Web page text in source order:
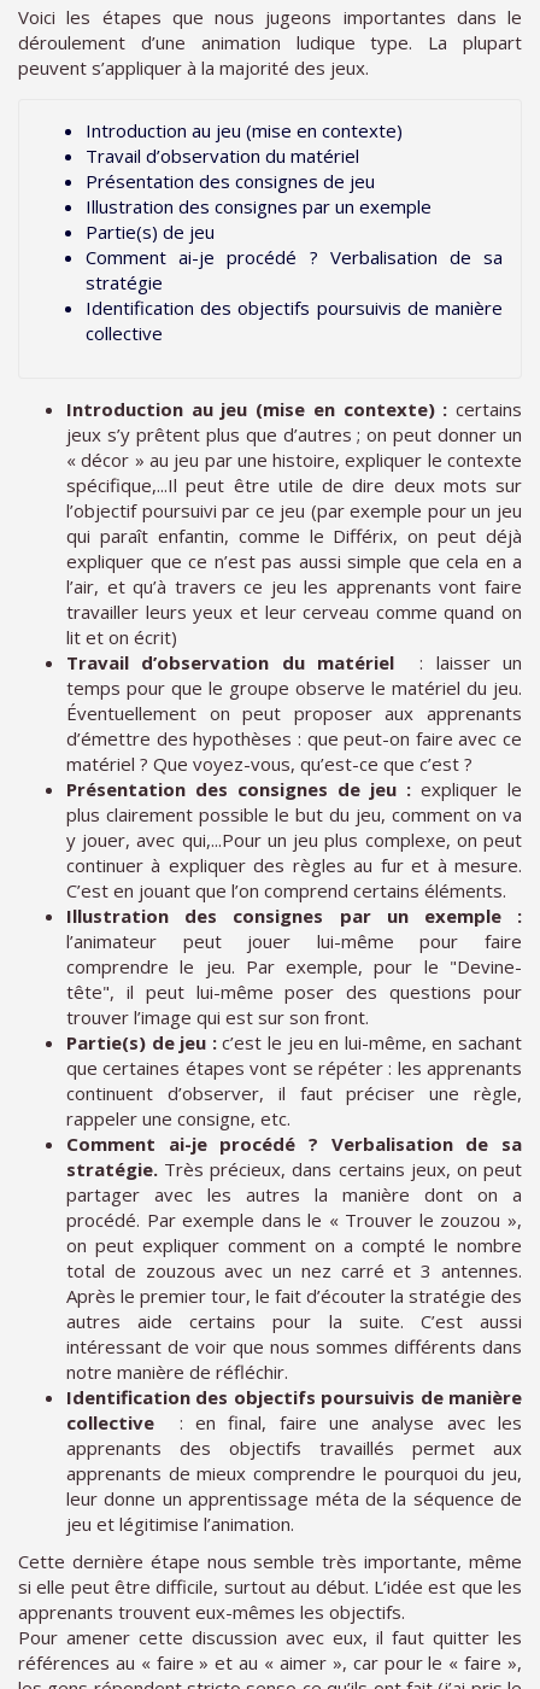
Voici les étapes que nous jugeons importantes dans le
déroulement d’une animation ludique type. La plupart
peuvent s’appliquer à la majorité des jeux.
Introduction au jeu (mise en contexte)
Travail d’observation du matériel
Présentation des consignes de jeu
Illustration des consignes par un exemple
Partie(s) de jeu
Comment ai-je procédé ? Verbalisation de sa
stratégie
Identification des objectifs poursuivis de manière
collective
Introduction au jeu (mise en contexte) : certains
jeux s’y prêtent plus que d’autres ; on peut donner un
« décor » au jeu par une histoire, expliquer le contexte
spécifique,...Il peut être utile de dire deux mots sur
l’objectif poursuivi par ce jeu (par exemple pour un jeu
qui paraît enfantin, comme le Différix, on peut déjà
expliquer que ce n’est pas aussi simple que cela en a
l’air, et qu’à travers ce jeu les apprenants vont faire
travailler leurs yeux et leur cerveau comme quand on
lit et on écrit)
Travail d’observation du matériel
: laisser un
temps pour que le groupe observe le matériel du jeu.
Éventuellement on peut proposer aux apprenants
d’émettre des hypothèses : que peut-on faire avec ce
matériel ? Que voyez-vous, qu’est-ce que c’est ?
Présentation des consignes de jeu : expliquer le
plus clairement possible le but du jeu, comment on va
y jouer, avec qui,...Pour un jeu plus complexe, on peut
continuer à expliquer des règles au fur et à mesure.
C’est en jouant que l’on comprend certains éléments.
Illustration des consignes par un exemple :
l’animateur peut jouer lui-même pour faire
comprendre le jeu. Par exemple, pour le "Devine-
tête", il peut lui-même poser des questions pour
trouver l’image qui est sur son front.
Partie(s) de jeu :c’est le jeu en lui-même, en sachant
que certaines étapes vont se répéter : les apprenants
continuent d’observer, il faut préciser une règle,
rappeler une consigne, etc.
Comment ai-je procédé ? Verbalisation de sa
stratégie. Très précieux, dans certains jeux, on peut
partager avec les autres la manière dont on a
procédé. Par exemple dans le « Trouver le zouzou »,
on peut expliquer comment on a compté le nombre
total de zouzous avec un nez carré et 3 antennes.
Après le premier tour, le fait d’écouter la stratégie des
autres aide certains pour la suite. C’est aussi
intéressant de voir que nous sommes différents dans
notre manière de réfléchir.
Identification des objectifs poursuivis de manière
collective
: en final, faire une analyse avec les
apprenants des objectifs travaillés permet aux
apprenants de mieux comprendre le pourquoi du jeu,
leur donne un apprentissage méta de la séquence de
jeu et légitimise l’animation.
Cette dernière étape nous semble très importante, même
si elle peut être difficile, surtout au début. L’idée est que les
apprenants trouvent eux-mêmes les objectifs.
Pour amener cette discussion avec eux, il faut quitter les
références au « faire » et au « aimer », car pour le « faire »,